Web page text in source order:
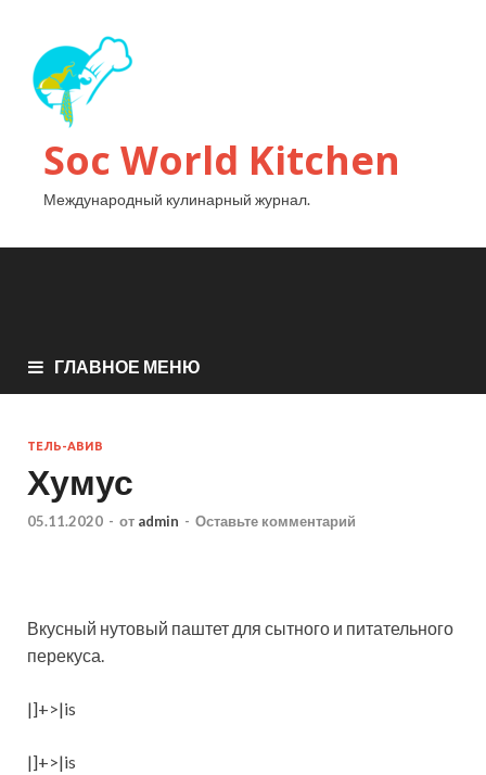
Soc World Kitchen
Международный кулинарный журнал.
ГЛАВНОЕ МЕНЮ
ТЕЛЬ-АВИВ
Хумус
05.11.2020 - от admin - Оставьте комментарий
Вкусный нутовый паштет для сытного и питательного
перекуса.
|]+>|is
|]+>|is